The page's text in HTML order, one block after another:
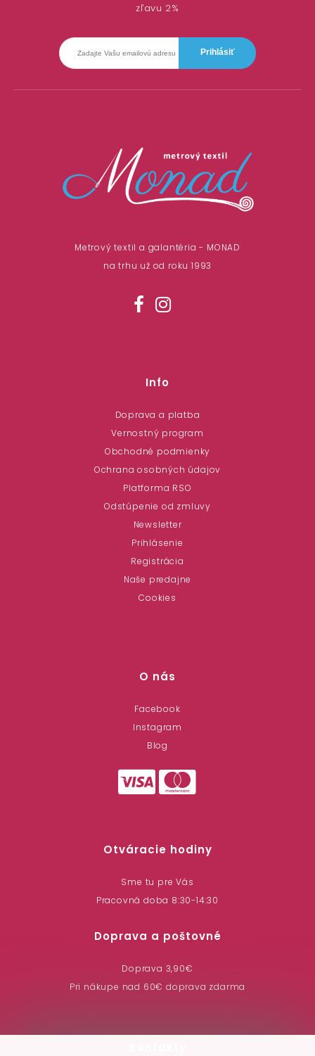
zľavu 2%
Metrový textil a galantéria - MONAD
na trhu už od roku 1993
Info
Doprava a platba
Vernostný program
Obchodné podmienky
Ochrana osobných údajov
Platforma RSO
Odstúpenie od zmluvy
Newsletter
Prihlásenie
Registrácia
Naše predajne
Cookies
O nás
Facebook
Instagram
Blog
Otváracie hodiny
Sme tu pre Vás
Pracovná doba 8:30-14:30
Doprava a poštovné
Doprava 3,90€
Pri nákupe nad 60€ doprava zdarma